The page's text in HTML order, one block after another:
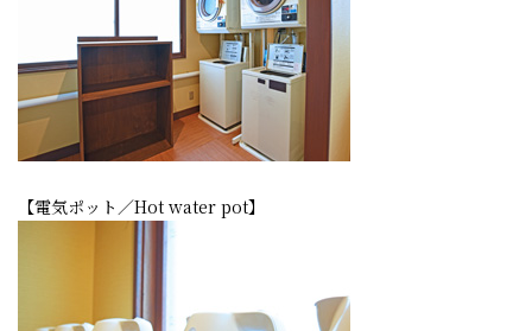
【電気ポット／Hot water pot】